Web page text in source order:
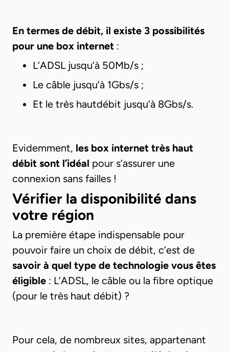
En termes de débit, il existe 3 possibilités
pour une box internet :
L’ADSL jusqu’à 50Mb/s ;
Le câble jusqu’à 1Gbs/s ;
Et le très hautdébit jusqu’à 8Gbs/s.
Evidemment, les box internet très haut
débit sont l’idéal pour s’assurer une
connexion sans failles !
Vérifier la disponibilité dans
votre région
La première étape indispensable pour
pouvoir faire un choix de débit, c’est de
savoir à quel type de technologie vous êtes
éligible : L’ADSL, le câble ou la fibre optique
(pour le très haut débit) ?
Pour cela, de nombreux sites, appartenant